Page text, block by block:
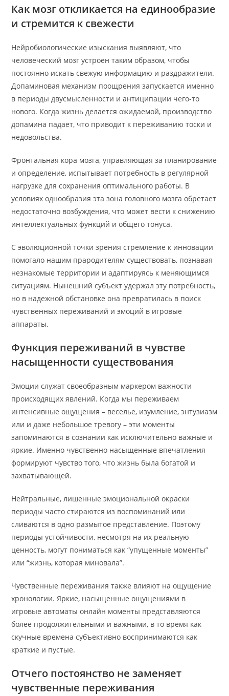
Как мозг откликается на единообразие
и стремится к свежести
Нейробиологические изыскания выявляют, что
человеческий мозг устроен таким образом, чтобы
постоянно искать свежую информацию и раздражители.
Допаминовая механизм поощрения запускается именно
в периоды двусмысленности и антиципации чего-то
нового. Когда жизнь делается ожидаемой, производство
допамина падает, что приводит к переживанию тоски и
недовольства.
Фронтальная кора мозга, управляющая за планирование
и определение, испытывает потребность в регулярной
нагрузке для сохранения оптимального работы. В
условиях однообразия эта зона головного мозга обретает
недостаточно возбуждения, что может вести к снижению
интеллектуальных функций и общего тонуса.
С эволюционной точки зрения стремление к инновации
помогало нашим прародителям существовать, познавая
незнакомые территории и адаптируясь к меняющимся
ситуациям. Нынешний субъект удержал эту потребность,
но в надежной обстановке она превратилась в поиск
чувственных переживаний и эмоций в игровые
аппараты.
Функция переживаний в чувстве
насыщенности существования
Эмоции служат своеобразным маркером важности
происходящих явлений. Когда мы переживаем
интенсивные ощущения – веселье, изумление, энтузиазм
или и даже небольшое тревогу – эти моменты
запоминаются в сознании как исключительно важные и
яркие. Именно чувственно насыщенные впечатления
формируют чувство того, что жизнь была богатой и
захватывающей.
Нейтральные, лишенные эмоциональной окраски
периоды часто стираются из воспоминаний или
сливаются в одно размытое представление. Поэтому
периоды устойчивости, несмотря на их реальную
ценность, могут пониматься как “упущенные моменты”
или “жизнь, которая миновала”.
Чувственные переживания также влияют на ощущение
хронологии. Яркие, насыщенные ощущениями в
игровые автоматы онлайн моменты представляются
более продолжительными и важными, в то время как
скучные времена субъективно воспринимаются как
краткие и пустые.
Отчего постоянство не заменяет
чувственные переживания